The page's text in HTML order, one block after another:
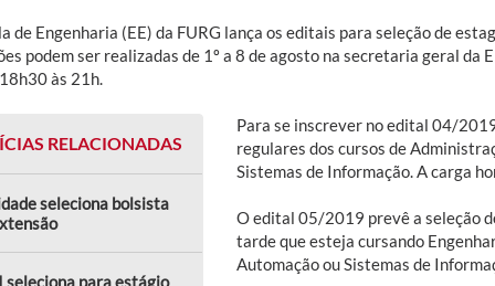
de Engenharia (EE) da FURG lança os editais para seleção de
podem ser realizadas de 1º a 8 de agosto na secretaria geral da
às 21h.
RELACIONADAS
seleciona bolsista
seleciona para estágio
Para se inscrever no edital 04/
regulares dos cursos de
Sistemas de Informação. A carga
O edital 05/2019 prevê a seleção
tarde que esteja cursando
Automação ou Sistemas de